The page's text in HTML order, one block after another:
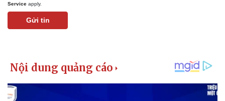
Service apply.
Gửi tin